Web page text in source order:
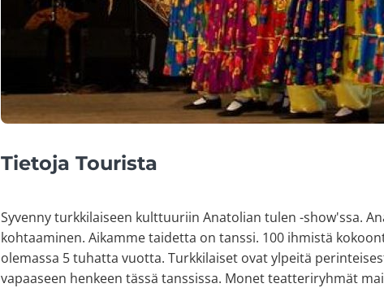
Tietoja Tourista
Syvenny turkkilaiseen kulttuuriin Anatolian tulen -show'ssa.
kohtaaminen. Aikamme taidetta on tanssi. 100 ihmistä
olemassa 5 tuhatta vuotta. Turkkilaiset ovat ylpeitä
vapaaseen henkeen tässä tanssissa. Monet teatteriryhmät